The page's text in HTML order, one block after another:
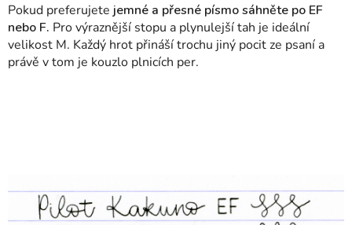
Pokud preferujete jemné a přesné písmo sáhněte po EF
nebo F. Pro výraznější stopu a plynulejší tah je ideální
velikost M. Každý hrot přináší trochu jiný pocit ze psaní a
právě v tom je kouzlo plnicích per.